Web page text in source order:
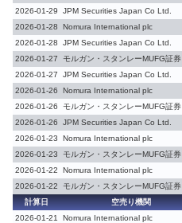
2026-01-29
JPM Securities Japan Co Ltd.
2026-01-28
Nomura International plc
2026-01-28
JPM Securities Japan Co Ltd.
2026-01-27
モルガン・スタンレーMUFG証券
2026-01-27
JPM Securities Japan Co Ltd.
2026-01-26
Nomura International plc
2026-01-26
モルガン・スタンレーMUFG証券
2026-01-26
JPM Securities Japan Co Ltd.
2026-01-23
Nomura International plc
2026-01-23
モルガン・スタンレーMUFG証券
2026-01-22
Nomura International plc
2026-01-22
モルガン・スタンレーMUFG証券
計算日
空売り機関
2026-01-21
Nomura International plc